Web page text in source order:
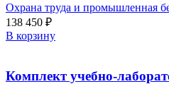
Охрана труда и промышленная
138 450 ₽
В корзину
Комплект учебно-